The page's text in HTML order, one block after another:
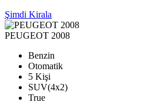
Şimdi Kirala
PEUGEOT 2008
Benzin
Otomatik
5 Kişi
SUV(4x2)
True